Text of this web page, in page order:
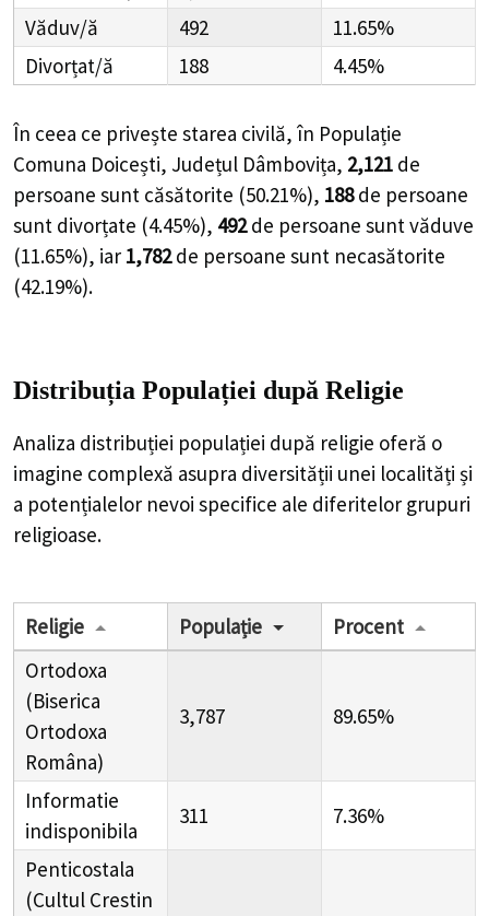
Văduv/ă
492
11.65%
Divorțat/ă
188 4.45%
În ceea ce privește starea civilă, în Populație
Comuna Doicești, Județul Dâmbovița, 2,121 de
persoane sunt căsătorite (50.21%), 188 de persoane
sunt divorțate (4.45%), 492 de persoane sunt văduve
(11.65%), iar 1,782 de persoane sunt necasătorite
(42.19%).
Distribuția Populației după Religie
Analiza distribuției populației după religie oferă o
imagine complexă asupra diversității unei localități și
a potențialelor nevoi specifice ale diferitelor grupuri
religioase.
Religie Populație
Procent
Ortodoxa
(Biserica
Ortodoxa
Româna)
3,787 89.65%
Informatie
indisponibila
311 7.36%
Penticostala
(Cultul Crestin